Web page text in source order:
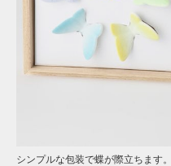
シンプルな包装で蝶が際立ちます。